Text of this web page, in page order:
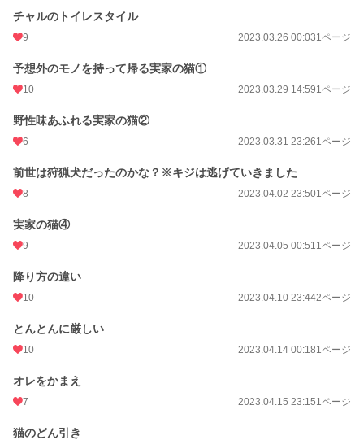
チャルのトイレスタイル
9 2023.03.26 00:031ページ
予想外のモノを持って帰る実家の猫①
10 2023.03.29 14:591ページ
野性味あふれる実家の猫②
6 2023.03.31 23:261ページ
前世は狩猟犬だったのかな？※キジは逃げていきました
8 2023.04.02 23:501ページ
実家の猫④
9 2023.04.05 00:511ページ
降り方の違い
10 2023.04.10 23:442ページ
とんとんに厳しい
10 2023.04.14 00:181ページ
オレをかまえ
7 2023.04.15 23:151ページ
猫のどん引き